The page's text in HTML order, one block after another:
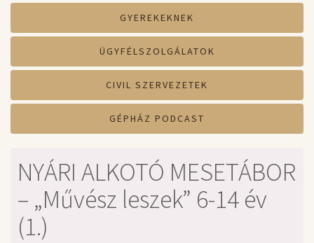
GYEREKEKNEK
ÜGYFÉLSZOLGÁLATOK
CIVIL SZERVEZETEK
GÉPHÁZ PODCAST
NYÁRI ALKOTÓ MESETÁBOR
– „Művész leszek” 6-14 év
(1.)